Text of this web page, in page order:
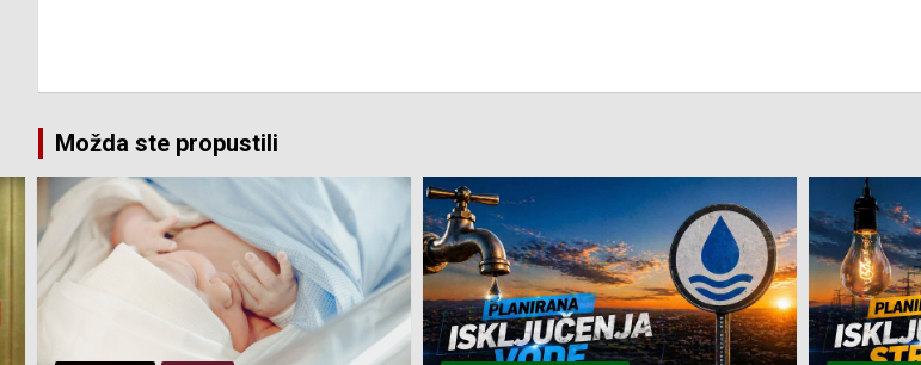
Možda ste propustili